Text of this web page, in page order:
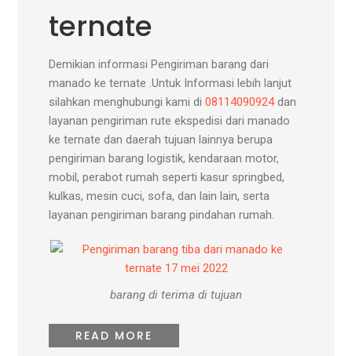
ternate
Demikian informasi Pengiriman barang dari
manado ke ternate .Untuk Informasi lebih lanjut
silahkan menghubungi kami di08114090924dan
layanan pengiriman rute ekspedisi dari manado
ke ternate dan daerah tujuan lainnya berupa
pengiriman barang logistik, kendaraan motor,
mobil, perabot rumah seperti kasur springbed,
kulkas, mesin cuci, sofa, dan lain lain, serta
layanan pengiriman barang pindahan rumah.
barang di terima di tujuan
READ MORE